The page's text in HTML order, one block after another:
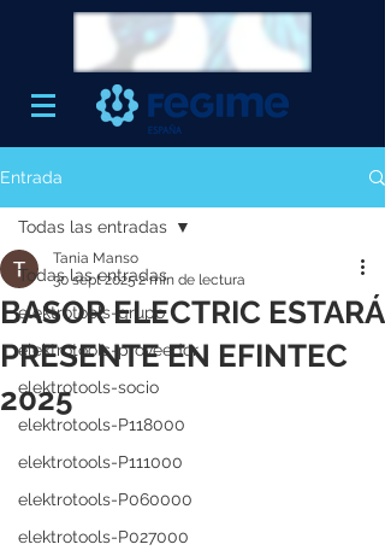
Entrada
Todas las entradas
elektrotools-grupo
elektrotools-proveedor
elektrotools-socio
elektrotools-P118000
elektrotools-P111000
elektrotools-P060000
elektrotools-P027000
Todas las entradas
BASOR ELECTRIC ESTARÁ
PRESENTE EN EFINTEC
2025
Tania Manso
30 sept 20252 min de lectura